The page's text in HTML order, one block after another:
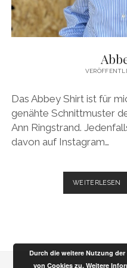
Das Abbey Shirt ist für
genähte Schnittmuster
Ann Ringstrand.
davon auf Instagram…
WEITERLESEN
Durch die weitere Nutzung
von Cookies zu.Weitere